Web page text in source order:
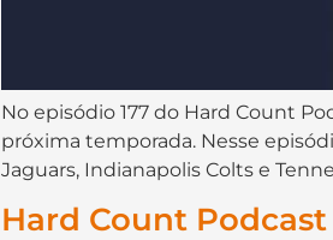
No episódio 177 do ⁠⁠⁠⁠⁠⁠⁠⁠⁠⁠⁠⁠⁠⁠⁠⁠⁠⁠Hard Count
próxima temporada. Nesse
Jaguars, Indianapolis Colts e
Hard Count Podcast